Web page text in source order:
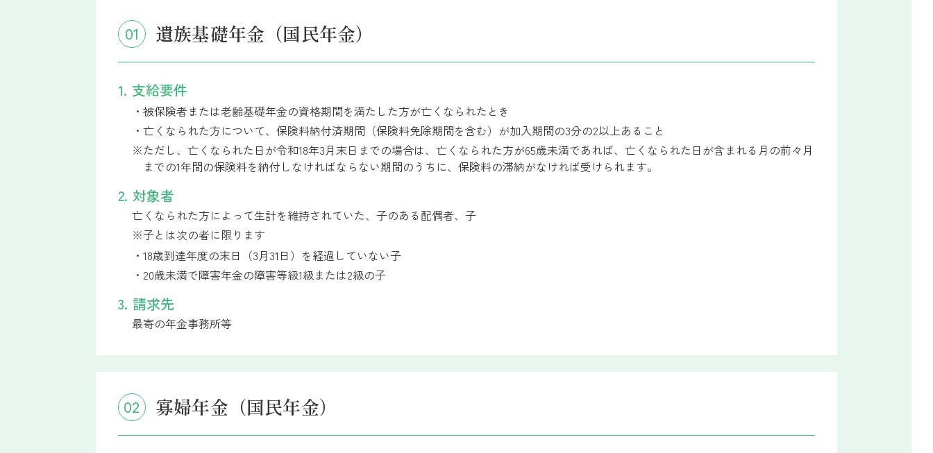
01 遺族基礎年金（国民年金）
1. 支給要件
・被保険者または老齢基礎年金の資格期間を満たした方が亡くなられたとき
・亡くなられた方について、保険料納付済期間（保険料免除期間を含む）が加入期間の3分の2以上あること
※ただし、亡くなられた日が令和18年3月末日までの場合は、亡くなられた方が65歳未満であれば、亡くなられた日が含まれる月の前々月
までの1年間の保険料を納付しなければならない期間のうちに、保険料の滞納がなければ受けられます。
2. 対象者
亡くなられた方によって生計を維持されていた、子のある配偶者、子
※子とは次の者に限ります
・18歳到達年度の末日（3月31日）を経過していない子
・20歳未満で障害年金の障害等級1級または2級の子
3. 請求先
最寄の年金事務所等
02 寡婦年金（国民年金）